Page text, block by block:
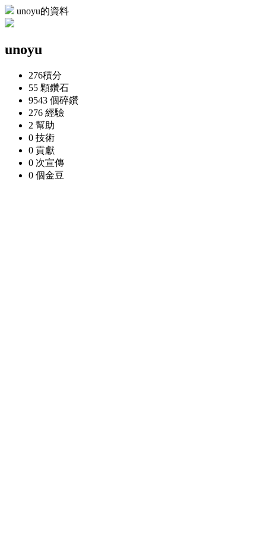
unoyu的資料
unoyu
276積分
55 顆鑽石
9543 個碎鑽
276 經驗
2 幫助
0 技術
0 貢獻
0 次宣傳
0 個金豆